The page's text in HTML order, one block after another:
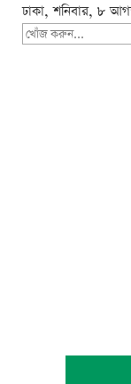
ঢাকা, শনিবার, ৮